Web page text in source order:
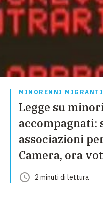
MINORENNI
Legge su
accompagnati:
associazioni
Camera, ora
2 minuti di lettura